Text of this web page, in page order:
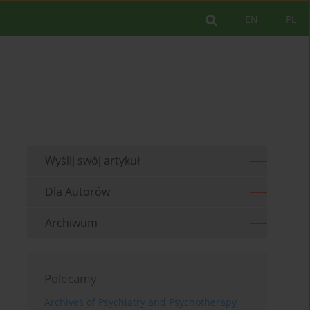
PL
EN
Wyślij swój artykuł
Dla Autorów
Archiwum
Polecamy
Archives of Psychiatry and Psychotherapy